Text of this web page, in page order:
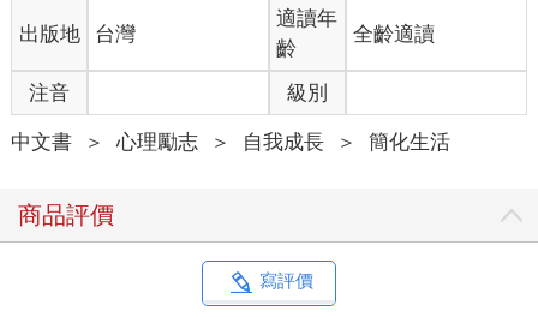
有許多互動讓別人不滿，甚至排斥。這些都會讓我們覺得不愉
快，反而強化了個人對自己、對別人的負面認同。
等到我們進入青少年期，其他人的身分已經愈來愈堅固，而
「我」這個人也只是社會林林總總身分的一部份。這個身分的定
位，和「我」未來在社會要扮演的角色也分不開。「我」未來想
「我」對我自己的認同。這個認同，是在個人的特質和環境互動
中逐漸定型的。如果我剛好擅長體育，在別人眼中是運動明星，
優秀的運動員。假如我個性內向，寧願安靜讀書，逐漸也就成為
大家眼中學習好的孩子，自認為日後就應該成為學者。倘若我外
出版地 台灣
適讀年
齡
全齡適讀
注音 級別
中文書 ＞ 心理勵志 ＞ 自我成長 ＞ 簡化生活
商品評價
寫評價